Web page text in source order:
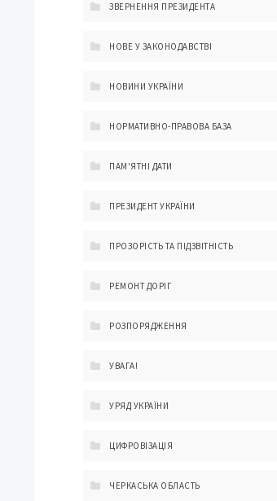
ЗВЕРНЕННЯ ПРЕЗИДЕНТА
НОВЕ У ЗАКОНОДАВСТВІ
НОВИНИ УКРАЇНИ
НОРМАТИВНО-ПРАВОВА БАЗА
ПАМ'ЯТНІ ДАТИ
ПРЕЗИДЕНТ УКРАЇНИ
ПРОЗОРІСТЬ ТА ПІДЗВІТНІСТЬ
РЕМОНТ ДОРІГ
РОЗПОРЯДЖЕННЯ
УВАГА!
УРЯД УКРАЇНИ
ЦИФРОВІЗАЦІЯ
ЧЕРКАСЬКА ОБЛАСТЬ